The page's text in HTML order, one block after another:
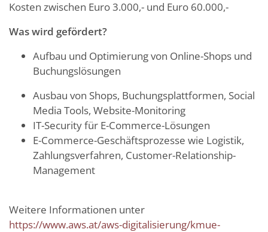
Kosten zwischen Euro 3.000,- und Euro 60.000,-
Was wird gefördert?
Aufbau und Optimierung von Online-Shops und
Buchungslösungen
Ausbau von Shops, Buchungsplattformen, Social
Media Tools, Website-Monitoring
IT-Security für E-Commerce-Lösungen
E-Commerce-Geschäftsprozesse wie Logistik,
Zahlungsverfahren, Customer-Relationship-
Management
Weitere Informationen unter
https://www.aws.at/aws-digitalisierung/kmue-